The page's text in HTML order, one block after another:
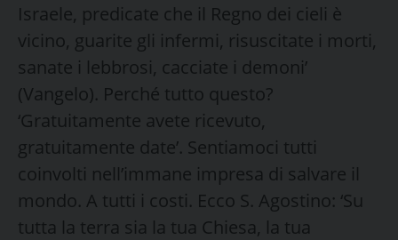
Israele, predicate che il Regno dei cieli è
vicino, guarite gli infermi, risuscitate i morti,
sanate i lebbrosi, cacciate i demoni’
(Vangelo). Perché tutto questo?
‘Gratuitamente avete ricevuto,
gratuitamente date’. Sentiamoci tutti
coinvolti nell’immane impresa di salvare il
mondo. A tutti i costi. Ecco S. Agostino: ‘Su
tutta la terra sia la tua Chiesa, la tua